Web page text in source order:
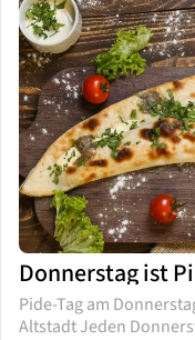
Donnerstag ist
Pide-Tag am
Altstadt Jeden